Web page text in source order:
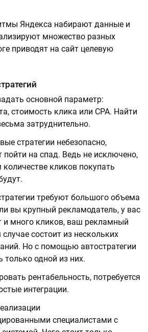
Яндекса набирают данные и
множество разных
приводят на сайт целевую
основной параметр:
стоимость клика или СРА. Найти
затруднительно.
стратегии небезопасно,
пойти на спад. Ведь не исключено,
кликов покупать
требуют большого объема
вы крупный рекламодатель, у вас
много кликов, ваш рекламный
состоит из нескольких
Но с помощью автостратегии
только одной из них.
рентабельность, потребуется
интеграции.
специалистами с